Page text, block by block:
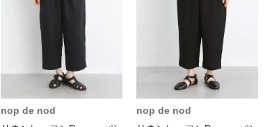
nop de nod
nop de nod